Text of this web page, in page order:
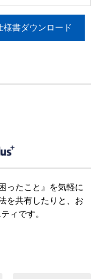
書ダウンロード
ったこと』を気軽に
を共有したりと、お
ィです。